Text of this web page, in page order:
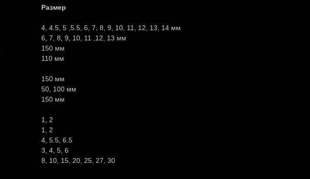
Размер
4, 4.5, 5 ,5.5, 6, 7, 8, 9, 10, 11, 12, 13, 14 мм
6, 7, 8, 9, 10, 11 ,12, 13 мм
150 мм
110 мм
150 мм
50, 100 мм
150 мм
1, 2
1, 2
4, 5.5, 6.5
3, 4, 5, 6
8, 10, 15, 20, 25, 27, 30